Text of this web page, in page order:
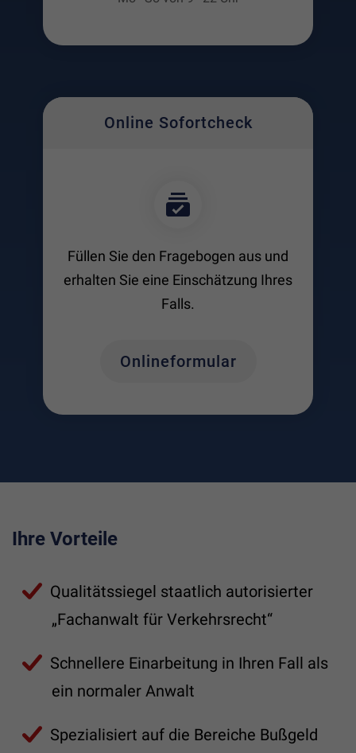
Online Sofortcheck
Füllen Sie den Fragebogen aus und
erhalten Sie eine Einschätzung Ihres
Falls.
Onlineformular
Ihre Vorteile
Qualitätssiegel staatlich autorisierter
„Fachanwalt für Verkehrsrecht“
Schnellere Einarbeitung in Ihren Fall als
ein normaler Anwalt
Spezialisiert auf die Bereiche Bußgeld
Anbieter: Google